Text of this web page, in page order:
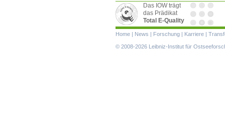
Das IOW trägt
das Prädikat
Total E-Quality
Navigation
überspringen
Home | News | Forschung | Karriere |
© 2008-2026 Leibniz-Institut für